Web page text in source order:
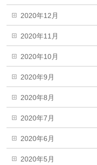
2020年12月
2020年11月
2020年10月
2020年9月
2020年8月
2020年7月
2020年6月
2020年5月